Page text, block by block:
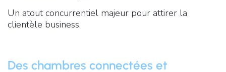
Un atout concurrentiel majeur pour attirer la
clientèle business.
Des chambres connectées et